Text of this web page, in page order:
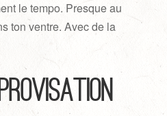
le tempo. Presque au
ton ventre. Avec de la